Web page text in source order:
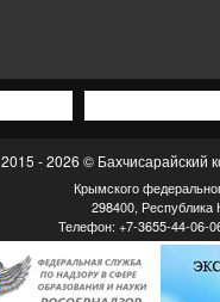
2015 - 2026 © Бахчисарайский
Крымского
298400, Республика
Телефон: +7-3655-44-06-